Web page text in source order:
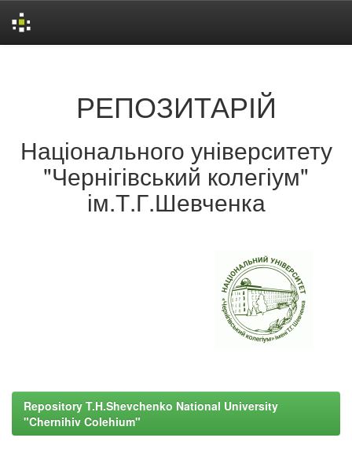
РЕПОЗИТАРІЙ
Національного університету
"Чернігівський колегіум"
ім.Т.Г.Шевченка
Repository T.H.Shevchenko National University
"Chernihiv Colehium"